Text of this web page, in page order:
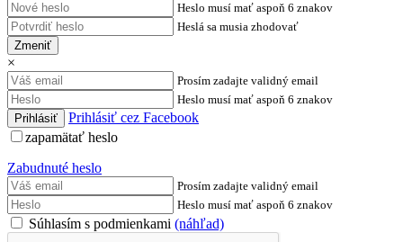
Heslo musí mať aspoň 6 znakov
Heslá sa musia zhodovať
Zmeniť
×
Prosím zadajte validný email
Heslo musí mať aspoň 6 znakov
Prihlásiť cez Facebook
zapamätať heslo
Zabudnuté heslo
Prosím zadajte validný email
Heslo musí mať aspoň 6 znakov
Súhlasím s podmienkami (náhľad)